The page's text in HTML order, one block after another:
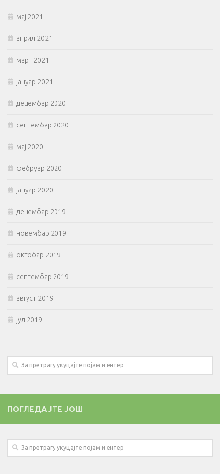
мај 2021
април 2021
март 2021
јануар 2021
децембар 2020
септембар 2020
мај 2020
фебруар 2020
јануар 2020
децембар 2019
новембар 2019
октобар 2019
септембар 2019
август 2019
јул 2019
ПОГЛЕДАЈТЕ ЈОШ